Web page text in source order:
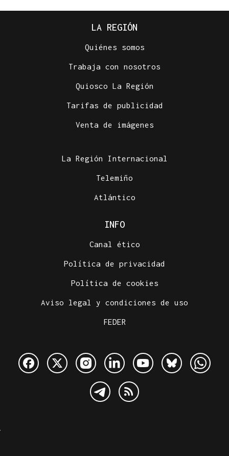
LA REGIÓN
Quiénes somos
Trabaja con nosotros
Quiosco La Región
Tarifas de publicidad
Venta de imágenes
La Región Internacional
Telemiño
Atlántico
INFO
Canal ético
Política de privacidad
Política de cookies
Aviso legal y condiciones de uso
FEDER